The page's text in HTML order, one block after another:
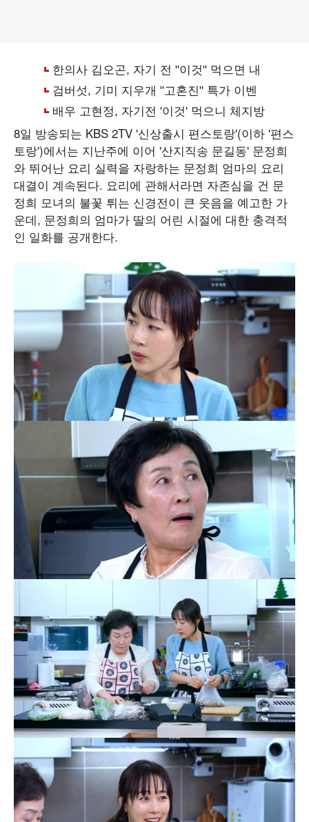
8일 방송되는 KBS 2TV '신상출시 편스토랑'(이하 '편스
토랑')에서는 지난주에 이어 '산지직송 문길동' 문정희
와 뛰어난 요리 실력을 자랑하는 문정희 엄마의 요리
대결이 계속된다. 요리에 관해서라면 자존심을 건 문
정희 모녀의 불꽃 튀는 신경전이 큰 웃음을 예고한 가
운데, 문정희의 엄마가 딸의 어린 시절에 대한 충격적
인 일화를 공개한다.